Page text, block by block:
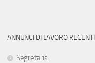
ANNUNCI DI LAVORO RECENTI
Segretaria